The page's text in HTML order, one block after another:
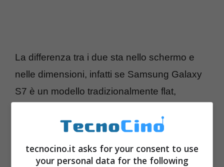
La differenza tra i due sta nello schermo e
nelle dimensioni, infatti se Samsung Galaxy
S7 è un modello tradizionalmente flat,
Per il resto l’hardware è identico con una
termini di completezza e performance. Il
tecnocino.it asks for your consent to use
your personal data for the following